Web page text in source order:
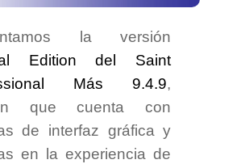
la versión
Edition del Saint
Más 9.4.9,
que cuenta con
de interfaz gráfica y
en la experiencia de